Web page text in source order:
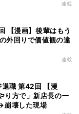
連載
【漫画】後輩はもう
外回りで価値観の違
連載
職 第42回 【漫
り方で」新店長の一
崩壊した現場